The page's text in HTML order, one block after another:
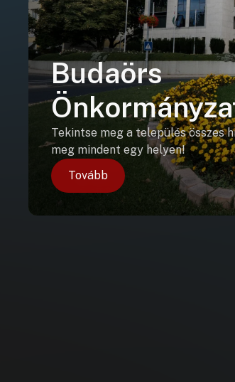
Budaörs
Tekintse meg a település összes
meg mindent egy helyen!
Tovább